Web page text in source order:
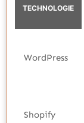
TECHNOLOGIE
WordPress
Shopify